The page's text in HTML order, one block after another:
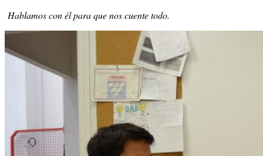
Hablamos con él para que nos cuente todo.